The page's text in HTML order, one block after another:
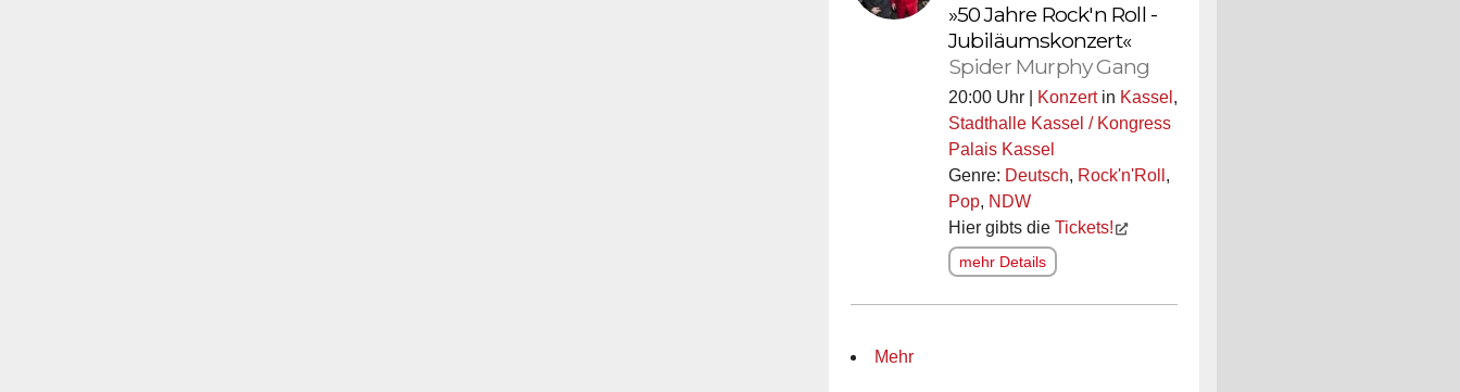
»50 Jahre Rock'n Roll -
Jubiläumskonzert«
Spider Murphy Gang
20:00 Uhr | Konzertin Kassel ,
Stadthalle Kassel / Kongress
Palais Kassel
Genre: Deutsch, Rock'n'Roll ,
Pop, NDW
Hier gibts die Tickets!
mehr Details
Mehr